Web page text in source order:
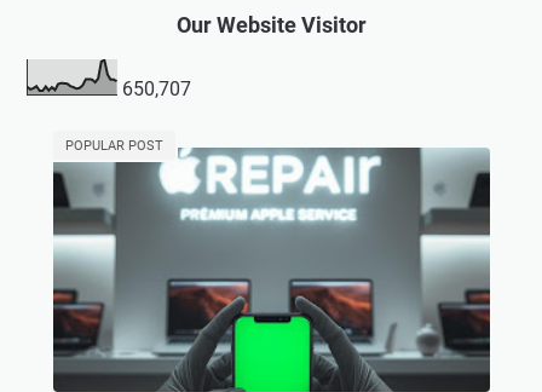
Our Website Visitor
650,707
POPULAR POST